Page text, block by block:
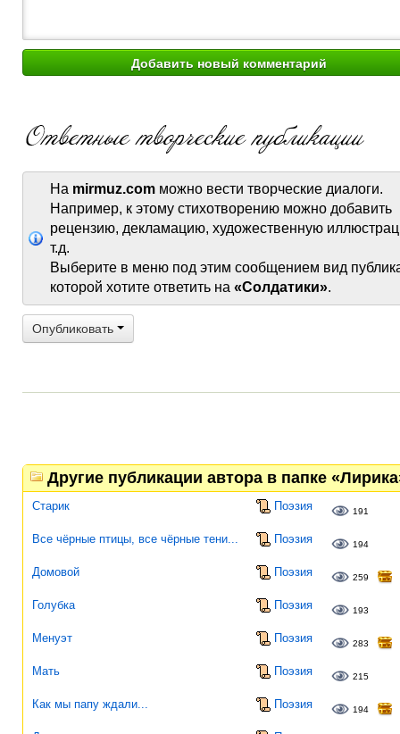
На mirmuz.com можно вести творческие диалоги.
Например, к этому стихотворению можно добавить
рецензию, декламацию, художественную
т.д.
Выберите в меню под этим сообщением вид
которой хотите ответить на «Солдатики».
Опубликовать
Другие публикации автора в папке
Старик Поэзия 191
Все чёрные птицы, все чёрные тени... Поэзия 194
Домовой Поэзия 259
Голубка Поэзия 193
Менуэт Поэзия 283
Мать Поэзия 215
Как мы папу ждали... Поэзия 194